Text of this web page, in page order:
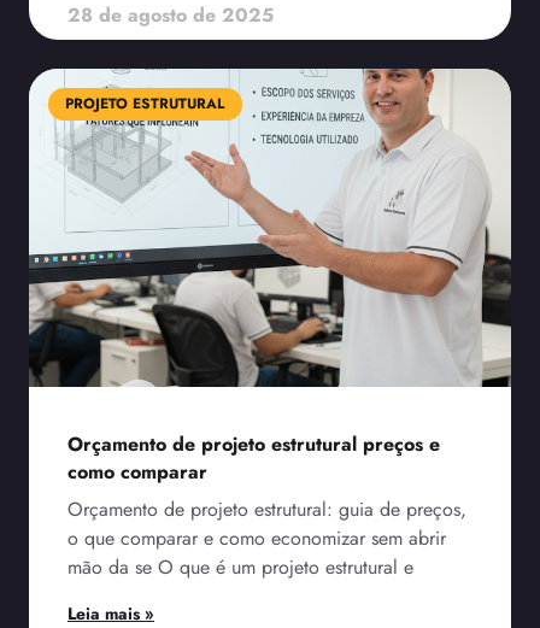
28 de agosto de 2025
PROJETO ESTRUTURAL
Orçamento de projeto estrutural preços e
como comparar
Orçamento de projeto estrutural: guia de preços,
o que comparar e como economizar sem abrir
mão da se O que é um projeto estrutural e
Leia mais »